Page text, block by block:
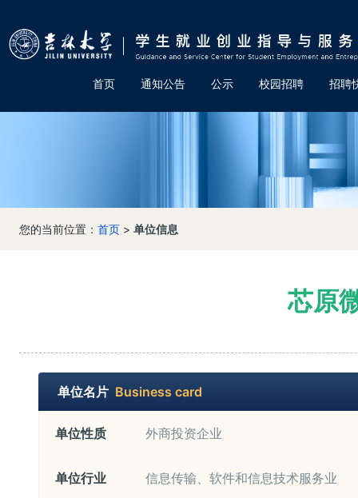
首页 通知公告 公示 校园招聘 招聘
您的当前位置： 首页 > 单位信息
芯原
单位名片 Business card
单位性质 外商投资企业
单位行业 信息传输、软件和信息技术服务业